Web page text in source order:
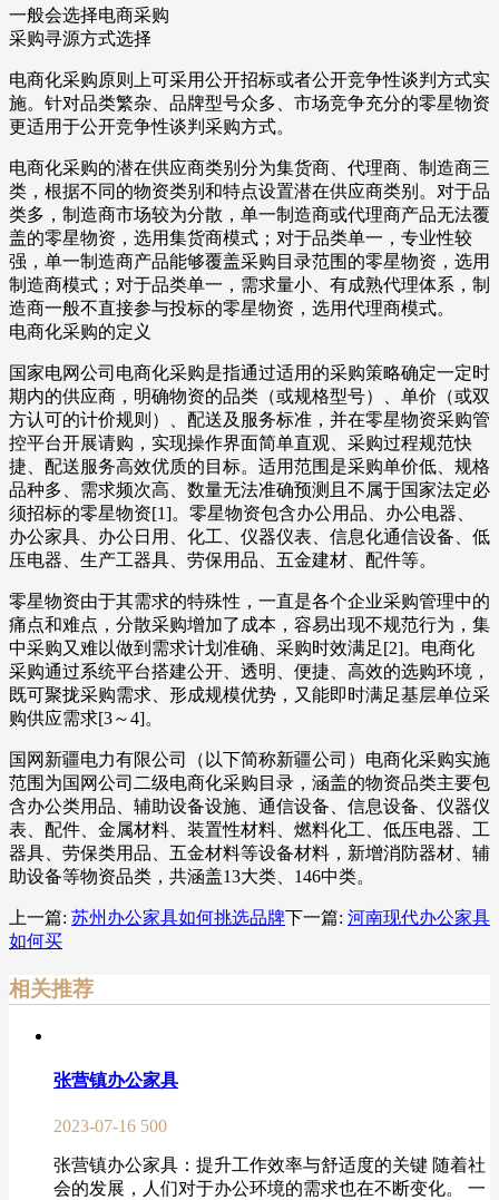
一般会选择电商采购
采购寻源方式选择
电商化采购原则上可采用公开招标或者公开竞争性谈判方式实
施。针对品类繁杂、品牌型号众多、市场竞争充分的零星物资
更适用于公开竞争性谈判采购方式。
电商化采购的潜在供应商类别分为集货商、代理商、制造商三
类，根据不同的物资类别和特点设置潜在供应商类别。对于品
类多，制造商市场较为分散，单一制造商或代理商产品无法覆
盖的零星物资，选用集货商模式；对于品类单一，专业性较
强，单一制造商产品能够覆盖采购目录范围的零星物资，选用
制造商模式；对于品类单一，需求量小、有成熟代理体系，制
造商一般不直接参与投标的零星物资，选用代理商模式。
电商化采购的定义
国家电网公司电商化采购是指通过适用的采购策略确定一定时
期内的供应商，明确物资的品类（或规格型号）、单价（或双
方认可的计价规则）、配送及服务标准，并在零星物资采购管
控平台开展请购，实现操作界面简单直观、采购过程规范快
捷、配送服务高效优质的目标。适用范围是采购单价低、规格
品种多、需求频次高、数量无法准确预测且不属于国家法定必
须招标的零星物资[1]。零星物资包含办公用品、办公电器、
办公家具、办公日用、化工、仪器仪表、信息化通信设备、低
压电器、生产工器具、劳保用品、五金建材、配件等。
零星物资由于其需求的特殊性，一直是各个企业采购管理中的
痛点和难点，分散采购增加了成本，容易出现不规范行为，集
中采购又难以做到需求计划准确、采购时效满足[2]。电商化
采购通过系统平台搭建公开、透明、便捷、高效的选购环境，
既可聚拢采购需求、形成规模优势，又能即时满足基层单位采
购供应需求[3～4]。
国网新疆电力有限公司（以下简称新疆公司）电商化采购实施
范围为国网公司二级电商化采购目录，涵盖的物资品类主要包
含办公类用品、辅助设备设施、通信设备、信息设备、仪器仪
表、配件、金属材料、装置性材料、燃料化工、低压电器、工
器具、劳保类用品、五金材料等设备材料，新增消防器材、辅
助设备等物资品类，共涵盖13大类、146中类。
上一篇: 苏州办公家具如何挑选品牌下一篇: 河南现代办公家具
如何买
相关推荐
张营镇办公家具
2023-07-16 500
张营镇办公家具：提升工作效率与舒适度的关键 随着社
会的发展，人们对于办公环境的需求也在不断变化。 一